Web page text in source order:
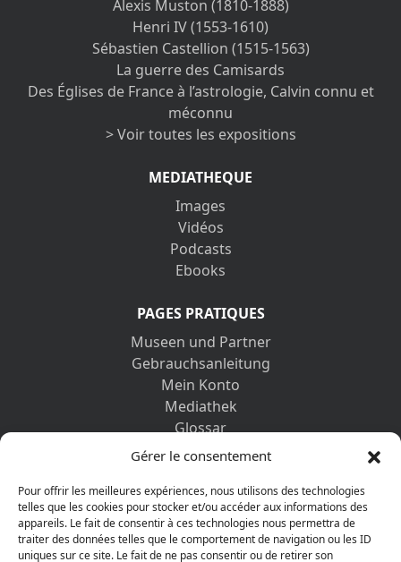
Gérer le consentement
Pour offrir les meilleures expériences, nous utilisons des technologies
telles que les cookies pour stocker et/ou accéder aux informations des
appareils. Le fait de consentir à ces technologies nous permettra de
traiter des données telles que le comportement de navigation ou les ID
uniques sur ce site. Le fait de ne pas consentir ou de retirer son
Alexis Muston (1810-1888)
Henri IV (1553-1610)
Sébastien Castellion (1515-1563)
La guerre des Camisards
Des Églises de France à l’astrologie, Calvin connu et
méconnu
> Voir toutes les expositions
MEDIATHEQUE
Images
Vidéos
Podcasts
Ebooks
PAGES PRATIQUES
Museen und Partner
Gebrauchsanleitung
Mein Konto
Mediathek
Glossar
Kontaktformular
Datenschutz-Bestimmungen
ENTDECKEN SIE AUCH